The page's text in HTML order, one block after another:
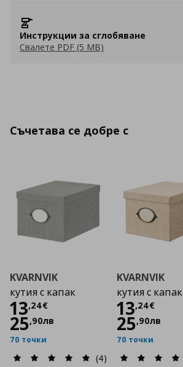
Инструкции за сглобяване
Свалете PDF (5 MB)
Съчетава се добре с
KVARNVIK
кутия с капак
13,24€
Цена
25,90лв
70 точки
(4)
KVARNVIK
кутия с капак
13,24€
Цена
25,90лв
70 точки